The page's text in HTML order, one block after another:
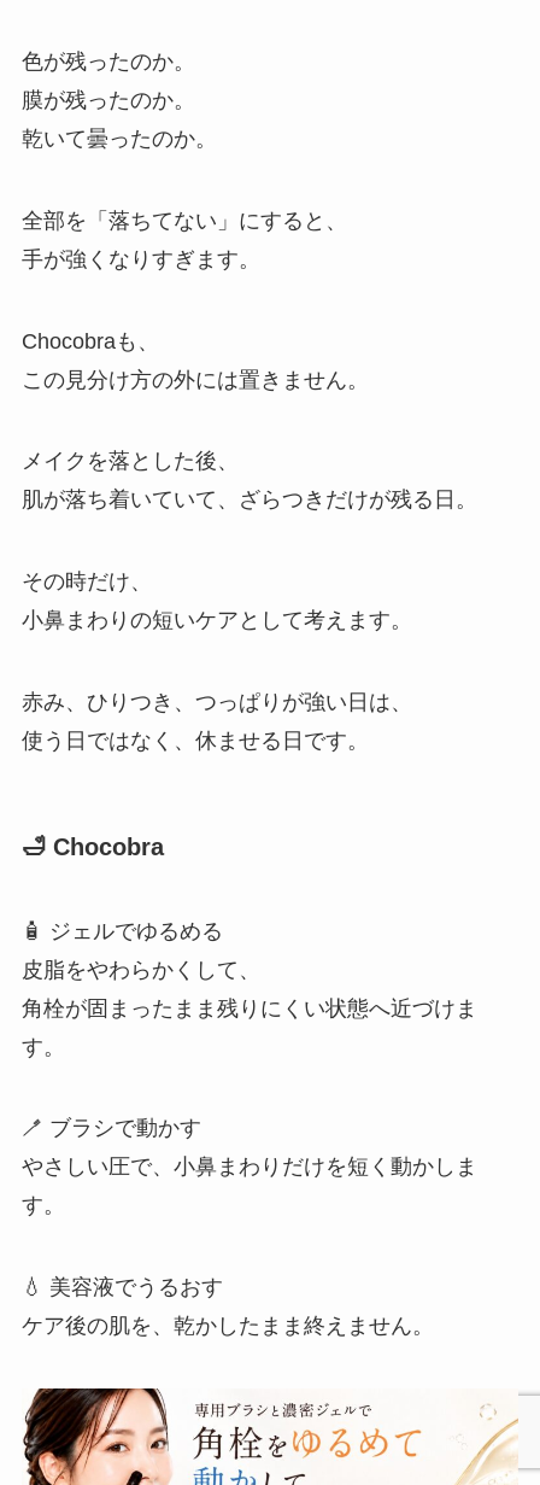
色が残ったのか。
膜が残ったのか。
乾いて曇ったのか。
全部を「落ちてない」にすると、
手が強くなりすぎます。
Chocobraも、
この見分け方の外には置きません。
メイクを落とした後、
肌が落ち着いていて、ざらつきだけが残る日。
その時だけ、
小鼻まわりの短いケアとして考えます。
赤み、ひりつき、つっぱりが強い日は、
使う日ではなく、休ませる日です。
🛁 Chocobra
🧴 ジェルでゆるめる
皮脂をやわらかくして、
角栓が固まったまま残りにくい状態へ近づけま
す。
🪥 ブラシで動かす
やさしい圧で、小鼻まわりだけを短く動かしま
す。
💧 美容液でうるおす
ケア後の肌を、乾かしたまま終えません。